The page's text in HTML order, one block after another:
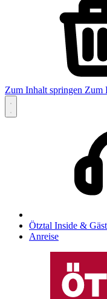
Zum Inhalt springen Zum
Ötztal Inside &
Anreise